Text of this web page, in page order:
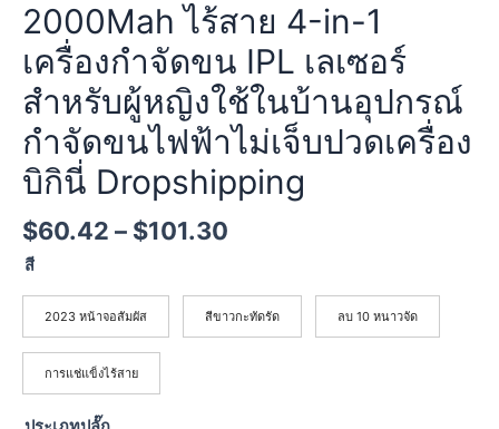
2000Mah ไร้สาย 4-in-1
เครื่องกำจัดขน IPL เลเซอร์
สำหรับผู้หญิงใช้ในบ้านอุปกรณ์
กำจัดขนไฟฟ้าไม่เจ็บปวดเครื่อง
บิกินี่ Dropshipping
$60.42 – $101.30
สี
2023 หน้าจอสัมผัส สีขาวกะทัดรัด ลบ 10 หนาวจัด
การแช่แข็งไร้สาย